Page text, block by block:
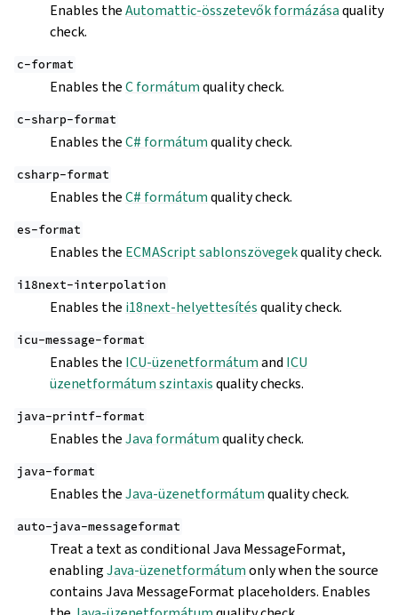
Enables theAutomattic-összetevők formázásaquality
check.
c-format
Enables theC formátumquality check.
c-sharp-format
Enables theC# formátumquality check.
csharp-format
Enables theC# formátumquality check.
es-format
Enables the ECMAScript sablonszövegekquality check.
i18next-interpolation
Enables the i18next-helyettesítésquality check.
icu-message-format
Enables the ICU-üzenetformátumand ICU
üzenetformátum szintaxisquality checks.
java-printf-format
Enables theJava formátumquality check.
java-format
Enables theJava-üzenetformátumquality check.
auto-java-messageformat
Treat a text as conditional Java MessageFormat,
enablingJava-üzenetformátumonly when the source
contains Java MessageFormat placeholders. Enables